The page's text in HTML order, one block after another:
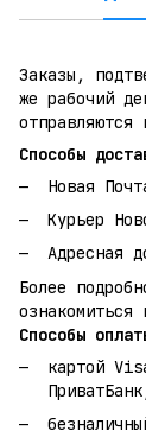
Заказы,
же рабочий
отправляются
Способы
Новая
Курьер
Адресная
Более
ознакомиться
Способы
картой